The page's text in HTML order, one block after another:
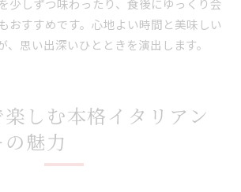
少しずつ味わったり、食後にゆっくり会
おすすめです。心地よい時間と美味しい
、思い出深いひとときを演出します。
しむ本格イタリアン
魅力